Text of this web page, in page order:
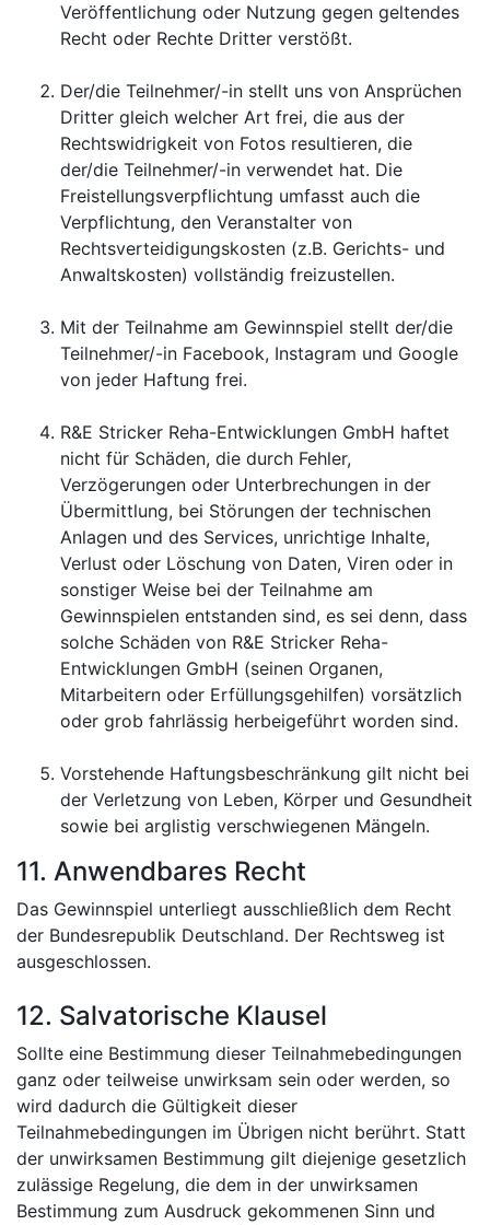
Veröffentlichung oder Nutzung gegen geltendes
Recht oder Rechte Dritter verstößt.
Der/die Teilnehmer/-in stellt uns von Ansprüchen
Dritter gleich welcher Art frei, die aus der
Rechtswidrigkeit von Fotos resultieren, die
der/die Teilnehmer/-in verwendet hat. Die
Freistellungsverpflichtung umfasst auch die
Verpflichtung, den Veranstalter von
Rechtsverteidigungskosten (z.B. Gerichts- und
Anwaltskosten) vollständig freizustellen.
Mit der Teilnahme am Gewinnspiel stellt der/die
Teilnehmer/-in Facebook, Instagram und Google
von jeder Haftung frei.
R&E Stricker Reha-Entwicklungen GmbH haftet
nicht für Schäden, die durch Fehler,
Verzögerungen oder Unterbrechungen in der
Übermittlung, bei Störungen der technischen
Anlagen und des Services, unrichtige Inhalte,
Verlust oder Löschung von Daten, Viren oder in
sonstiger Weise bei der Teilnahme am
Gewinnspielen entstanden sind, es sei denn, dass
solche Schäden von R&E Stricker Reha-
Entwicklungen GmbH (seinen Organen,
Mitarbeitern oder Erfüllungsgehilfen) vorsätzlich
oder grob fahrlässig herbeigeführt worden sind.
Vorstehende Haftungsbeschränkung gilt nicht bei
der Verletzung von Leben, Körper und Gesundheit
sowie bei arglistig verschwiegenen Mängeln.
11. Anwendbares Recht
Das Gewinnspiel unterliegt ausschließlich dem Recht
der Bundesrepublik Deutschland. Der Rechtsweg ist
ausgeschlossen.
12. Salvatorische Klausel
Sollte eine Bestimmung dieser Teilnahmebedingungen
ganz oder teilweise unwirksam sein oder werden, so
wird dadurch die Gültigkeit dieser
Teilnahmebedingungen im Übrigen nicht berührt. Statt
der unwirksamen Bestimmung gilt diejenige gesetzlich
zulässige Regelung, die dem in der unwirksamen
Bestimmung zum Ausdruck gekommenen Sinn und